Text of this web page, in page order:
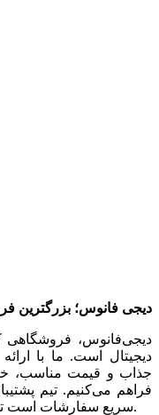
دیجی فانوس؛ بزرگترین
دیجی‌فانوس، فروشگاهی
دیجیتال است. ما با
جذاب و قیمت مناسب،
فراهم می‌کنیم. تیم
سریع سفارشات است تا بهترین تجربه خرید آنلاین را داشته باشید.